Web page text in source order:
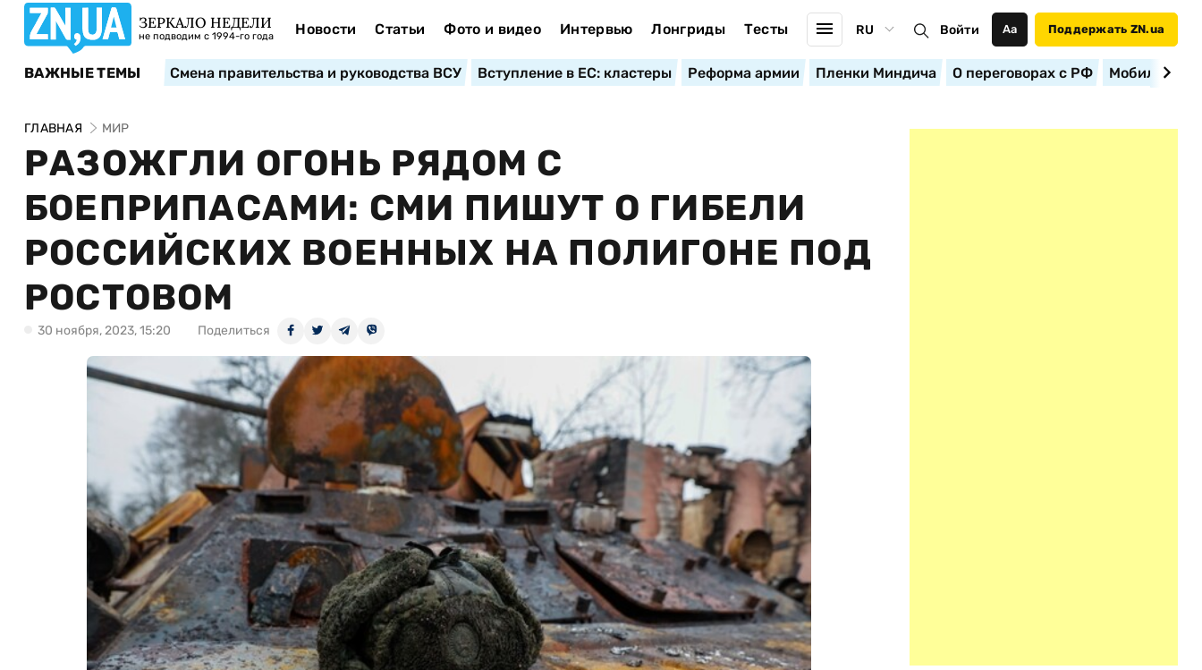
ЗЕРКАЛО НЕДЕЛИ
не подводим с 1994-го года Новости Статьи Фото и видео Интервью Лонгриды Тесты RU Войти Аа Поддержать ZN.ua
ВАЖНЫЕ ТЕМЫ Смена правительства и руководства ВСУ Вступление в ЕС: кластеры Реформа армии Пленки Миндича О переговорах с РФ
ГЛАВНАЯ МИР
РАЗОЖГЛИ ОГОНЬ РЯДОМ С
БОЕПРИПАСАМИ: СМИ ПИШУТ О ГИБЕЛИ
РОССИЙСКИХ ВОЕННЫХ НА ПОЛИГОНЕ ПОД
РОСТОВОМ
30 ноября, 2023, 15:20 Поделиться